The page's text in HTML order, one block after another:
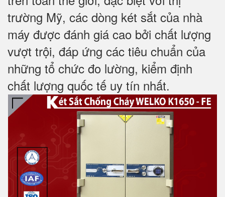
trường Mỹ, các dòng két sắt của nhà
máy được đánh giá cao bởi chất lượng
vượt trội, đáp ứng các tiêu chuẩn của
những tổ chức đo lường, kiểm định
chất lượng quốc tế uy tín nhất.